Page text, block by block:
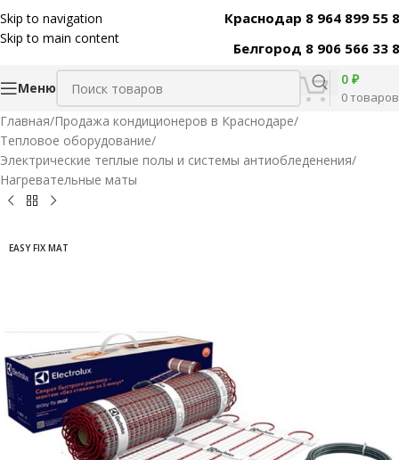
Skip to navigation
Skip to main content
Краснодар 8 964 899 55
Белгород 8 906 566 33
Меню
0товаров
0 ₽
Главная/Продажа кондиционеров в Краснодаре/
Тепловое оборудование/
Электрические теплые полы и системы антиобледенения/
Нагревательные маты
Код товара:30747
EASY FIX MAT